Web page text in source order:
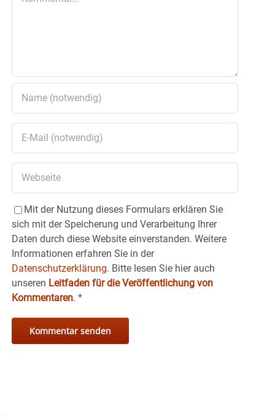
Mit der Nutzung dieses Formulars erklären Sie
sich mit der Speicherung und Verarbeitung Ihrer
Daten durch diese Website einverstanden. Weitere
Informationen erfahren Sie in der
Datenschutzerklärung. Bitte lesen Sie hier auch
unseren Leitfaden für die Veröffentlichung von
Kommentaren. *